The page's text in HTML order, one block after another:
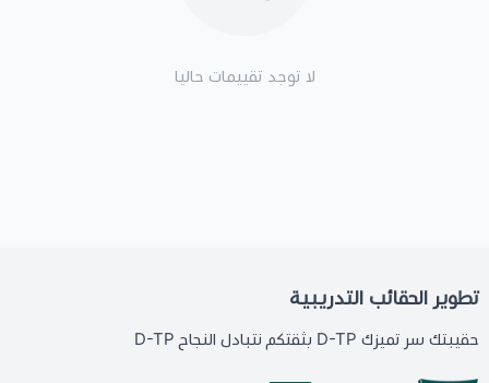
لا توجد تقييمات حاليا
تطوير الحقائب التدريبية
حقيبتك سر تميزك D-TP بثقتكم نتبادل النجاح D-TP